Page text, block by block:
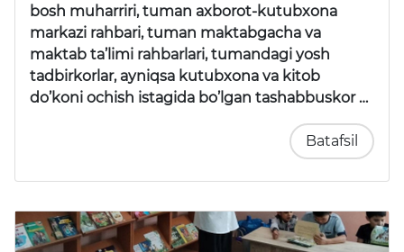
bosh muharriri, tuman axborot-kutubxona
markazi rahbari, tuman maktabgacha va
maktab ta’limi rahbarlari, tumandagi yosh
tadbirkorlar, ayniqsa kutubxona va kitob
do’koni ochish istagida bo’lgan tashabbuskor …
Batafsil